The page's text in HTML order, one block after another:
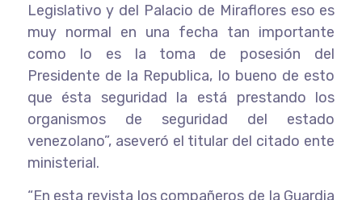
Legislativo y del Palacio de Miraflores eso es
muy normal en una fecha tan importante
como lo es la toma de posesión del
Presidente de la Republica, lo bueno de esto
que ésta seguridad la está prestando los
organismos de seguridad del estado
venezolano”, aseveró el titular del citado ente
ministerial.
“En esta revista los compañeros de la Guardia